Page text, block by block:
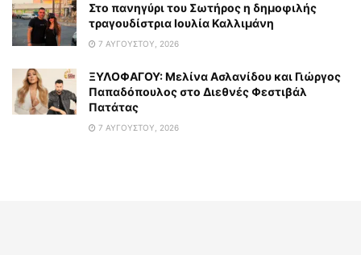
Στο πανηγύρι του Σωτήρος η δημοφιλής
τραγουδίστρια Ιουλία Καλλιμάνη
7 ΑΥΓΟΎΣΤΟΥ, 2026
ΞΥΛΟΦΑΓΟΥ: Μελίνα Ασλανίδου και Γιώργος
Παπαδόπουλος στο Διεθνές Φεστιβάλ
Πατάτας
7 ΑΥΓΟΎΣΤΟΥ, 2026